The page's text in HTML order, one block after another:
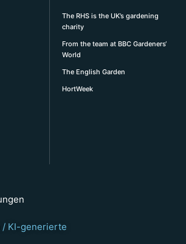
The RHS is the UK’s gardening
charity
From the team at BBC Gardeners‘
World
The English Garden
HortWeek
/ KI-generierte